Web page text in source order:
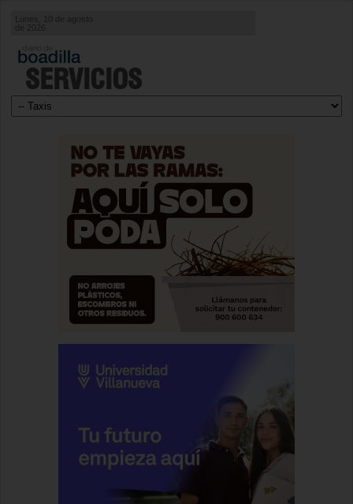
SERVICIOS
Lunes, 10 de agosto